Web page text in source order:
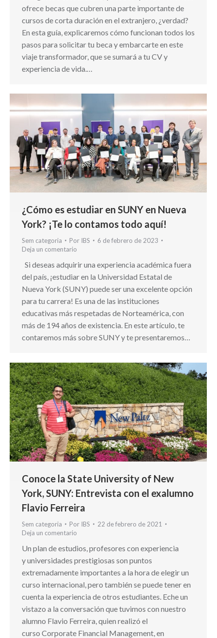
ofrece becas que cubren una parte importante de
cursos de corta duración en el extranjero, ¿verdad?
En esta guía, explicaremos cómo funcionan todos los
pasos para solicitar tu beca y embarcarte en este
viaje transformador, que se sumará a tu CV y
experiencia de vida.…
¿Cómo es estudiar en SUNY en Nueva
York? ¡Te lo contamos todo aquí!
Sem categoria Por IBS
6 de febrero de 2023
Deja un comentario
Si deseas adquirir una experiencia académica fuera
del país, ¡estudiar en la Universidad Estatal de
Nueva York (SUNY) puede ser una excelente opción
para tu carrera! Es una de las instituciones
educativas más respetadas de Norteamérica, con
más de 194 años de existencia. En este artículo, te
contaremos más sobre SUNY y te presentaremos…
Conoce la State University of New
York, SUNY: Entrevista con el exalumno
Flavio Ferreira
Sem categoria Por IBS
22 de febrero de 2021
Deja un comentario
Un plan de estudios, profesores con experiencia
y universidades prestigiosas son puntos
extremadamente importantes a la hora de elegir un
curso internacional, pero también se puede tener en
cuenta la experiencia de otros estudiantes. Eche un
vistazo a la conversación que tuvimos con nuestro
alumno Flavio Ferreira, quien realizó el
curso Corporate Financial Management, en